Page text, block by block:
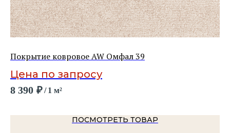
Покрытие ковровое AW Омфал 39
Цена по запросу
8 390 ₽/ 1 м²
ПОСМОТРЕТЬ ТОВАР